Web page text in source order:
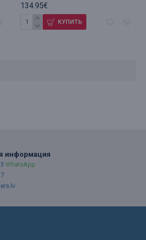
134.95€
КУПИТЬ
информация
WhatsApp